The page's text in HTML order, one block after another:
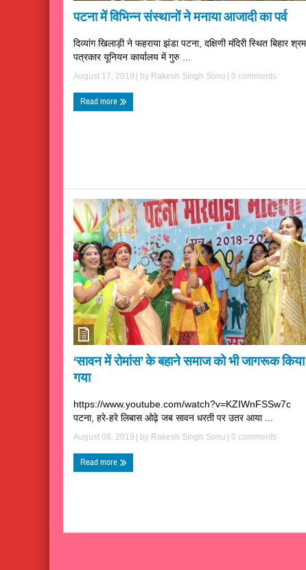
पटना में विभिन्न संस्थानों ने मनाया आजादी का पर्व
दिव्यांग खिलाड़ी ने फहराया झंडा पटना, दक्षिणी मंदिरी स्थित बिहार
पत्रकार यूनियन कार्यालय में गुरु ...
August 17, 2019 | by Rakesh Singh Sonu | 0 comments
Read more
‘सावन में रोमांस’ के बहाने समाज को भी जागरूक किया
गया
https://www.youtube.com/watch?v=KZIWnFSSw7c
पटना, हरे-हरे लिबास ओढ़े जब सावन धरती पर उतर आया ...
August 08, 2019 | by Rakesh Singh Sonu 0 comments
Read more